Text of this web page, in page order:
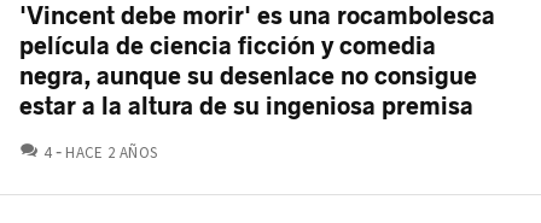
'Vincent debe morir' es una rocambolesca
película de ciencia ficción y comedia
negra, aunque su desenlace no consigue
estar a la altura de su ingeniosa premisa
4 COMENTARIOS
HACE 2 AÑOS